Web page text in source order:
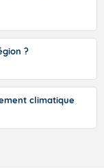
?
climatique